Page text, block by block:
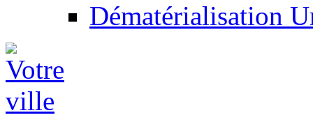
Dématérialisation